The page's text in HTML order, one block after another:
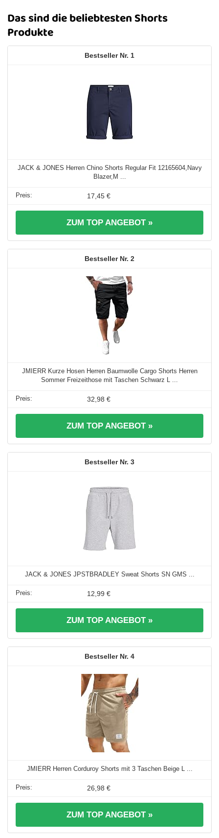
Das sind die beliebtesten Shorts
Produkte
1
JACK & JONES Herren Chino Shorts Regular Fit 12165604,Navy
Blazer,M ...
17,45 €
ZUM TOP ANGEBOT »
2
JMIERR Kurze Hosen Herren Baumwolle Cargo Shorts Herren
Sommer Freizeithose mit Taschen Schwarz L ...
32,98 €
ZUM TOP ANGEBOT »
3
JACK & JONES JPSTBRADLEY Sweat Shorts SN GMS ...
12,99 €
ZUM TOP ANGEBOT »
4
JMIERR Herren Corduroy Shorts mit 3 Taschen Beige L ...
26,98 €
ZUM TOP ANGEBOT »